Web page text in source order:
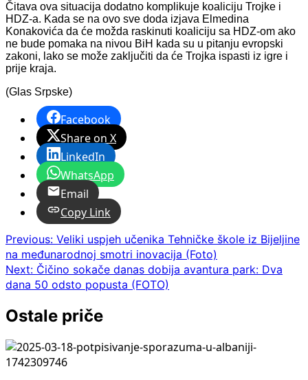
Čitava ova situacija dodatno komplikuje koaliciju Trojke i
HDZ-a. Kada se na ovo sve doda izjava Elmedina
Konakovića da će možda raskinuti koaliciju sa HDZ-om ako
ne bude pomaka na nivou BiH kada su u pitanju evropski
zakoni, lako se može zaključiti da će Trojka ispasti iz igre i
prije kraja.
(Glas Srpske)
Facebook
Share on X
LinkedIn
WhatsApp
Email
Copy Link
Post
navigation
Previous: Veliki uspjeh učenika Tehničke škole iz Bijeljine
na međunarodnoj smotri inovacija (Foto)
Next: Čičino sokače danas dobija avantura park: Dva
dana 50 odsto popusta (FOTO)
Ostale priče